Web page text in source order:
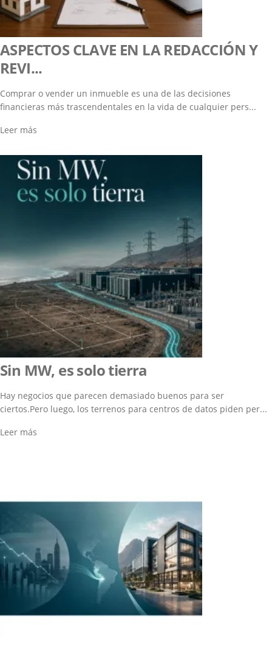
ASPECTOS CLAVE EN LA REDACCIÓN Y
REVI...
Comprar o vender un inmueble es una de las decisiones
financieras más trascendentales en la vida de cualquier pers...
Leer más
Sin MW, es solo tierra
Hay negocios que parecen demasiado buenos para ser
ciertos.Pero luego, los terrenos para centros de datos piden per...
Leer más